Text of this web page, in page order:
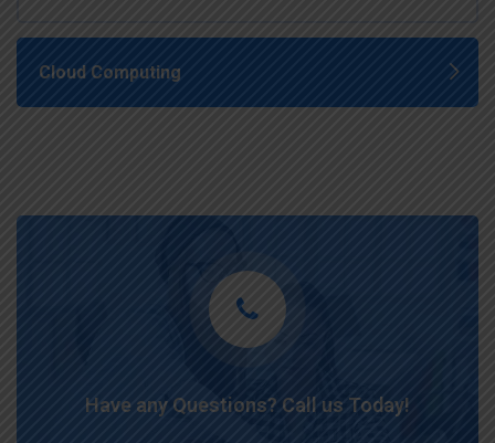
Cloud Computing
Have any Questions? Call us Today!